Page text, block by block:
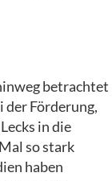
betrachtet
der Förderung,
in die
so stark
haben